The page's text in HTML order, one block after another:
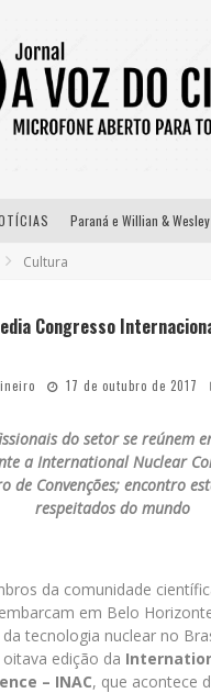
Cultura
Congresso
17 de outubro de 2017
do setor se reúnem
a International Nuclear
de Convenções; encontro
respeitados do mundo
da comunidade
em Belo
tecnologia nuclear no
edição da
– INAC, que acontece